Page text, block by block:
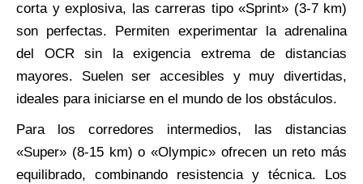
corta y explosiva, las carreras tipo «Sprint» (3-7 km)
son perfectas. Permiten experimentar la adrenalina
del OCR sin la exigencia extrema de distancias
mayores. Suelen ser accesibles y muy divertidas,
ideales para iniciarse en el mundo de los obstáculos.
Para los corredores intermedios, las distancias
«Super» (8-15 km) o «Olympic» ofrecen un reto más
equilibrado, combinando resistencia y técnica. Los